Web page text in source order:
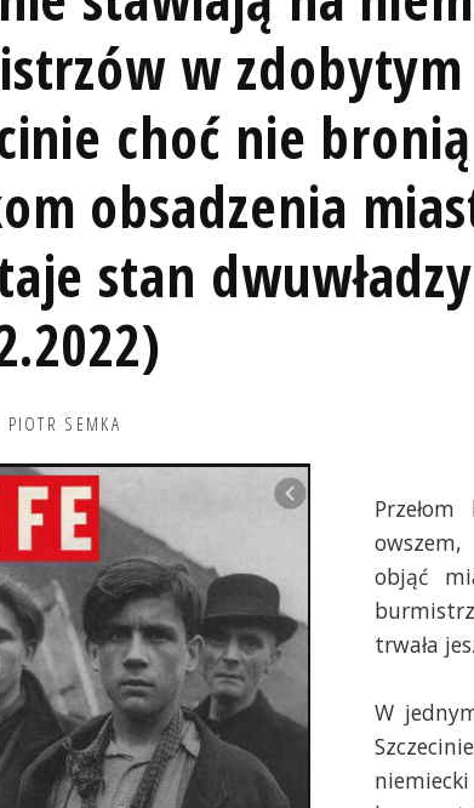
w zdobytym
choć nie bronią
obsadzenia
stan dwuwładzy
PIOTR SEMKA
objąć
trwała
W